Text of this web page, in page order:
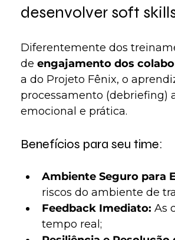
desenvolver soft
Diferentemente dos
de engajamento dos
a do Projeto Fênix, o
processamento (debriefing)
emocional e prática.
Benefícios para seu time:
Ambiente Seguro para
riscos do ambiente de
Feedback Imediato: As
tempo real;